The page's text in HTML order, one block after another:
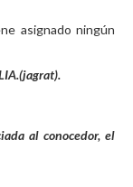
asignado ningún
al conocedor, el